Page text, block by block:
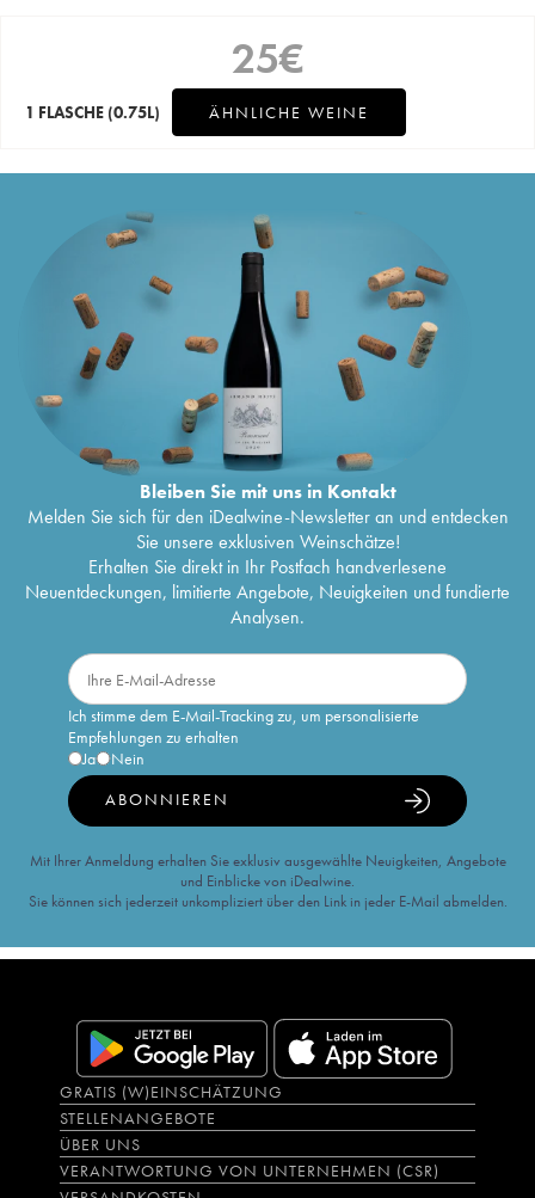
25€
1 FLASCHE (0.75L) ÄHNLICHE WEINE
Bleiben Sie mit uns in Kontakt
Melden Sie sich für den iDealwine-Newsletter an und entdecken
Sie unsere exklusiven Weinschätze!
Erhalten Sie direkt in Ihr Postfach handverlesene
Neuentdeckungen, limitierte Angebote, Neuigkeiten und fundierte
Analysen.
Ich stimme dem E-Mail-Tracking zu, um personalisierte
Empfehlungen zu erhalten
Ja
Nein
ABONNIEREN
Mit Ihrer Anmeldung erhalten Sie exklusiv ausgewählte Neuigkeiten, Angebote
und Einblicke von iDealwine.
Sie können sich jederzeit unkompliziert über den Link in jeder E-Mail abmelden.
GRATIS (W)EINSCHÄTZUNG
STELLENANGEBOTE
ÜBER UNS
VERANTWORTUNG VON UNTERNEHMEN (CSR)